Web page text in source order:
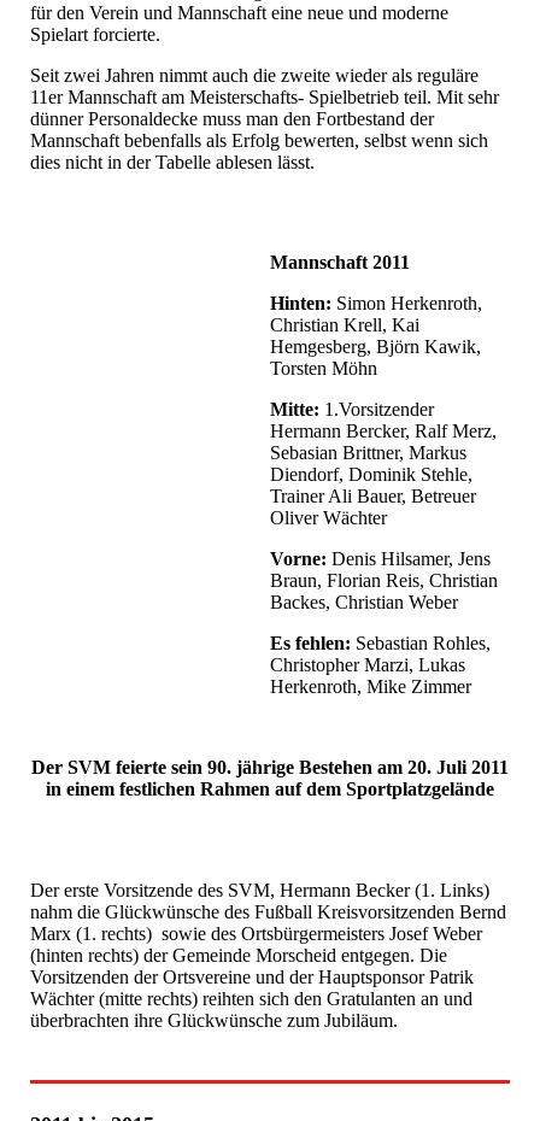
für den Verein und Mannschaft eine neue und moderne
Spielart forcierte.
Seit zwei Jahren nimmt auch die zweite wieder als reguläre
11er Mannschaft am Meisterschafts- Spielbetrieb teil. Mit sehr
dünner Personaldecke muss man den Fortbestand der
Mannschaft bebenfalls als Erfolg bewerten, selbst wenn sich
dies nicht in der Tabelle ablesen lässt.
Mannschaft 2011
Hinten: Simon Herkenroth,
Christian Krell, Kai
Hemgesberg, Björn Kawik,
Torsten Möhn
Mitte: 1.Vorsitzender
Hermann Bercker, Ralf Merz,
Sebasian Brittner, Markus
Diendorf, Dominik Stehle,
Trainer Ali Bauer, Betreuer
Oliver Wächter
Vorne: Denis Hilsamer, Jens
Braun, Florian Reis, Christian
Backes, Christian Weber
Es fehlen: Sebastian Rohles,
Christopher Marzi, Lukas
Herkenroth, Mike Zimmer
Der SVM feierte sein 90. jährige Bestehen am 20. Juli 2011
in einem festlichen Rahmen auf dem Sportplatzgelände
Der erste Vorsitzende des SVM, Hermann Becker (1. Links)
nahm die Glückwünsche des Fußball Kreisvorsitzenden Bernd
Marx (1. rechts) sowie des Ortsbürgermeisters Josef Weber
(hinten rechts) der Gemeinde Morscheid entgegen. Die
Vorsitzenden der Ortsvereine und der Hauptsponsor Patrik
Wächter (mitte rechts) reihten sich den Gratulanten an und
überbrachten ihre Glückwünsche zum Jubiläum.